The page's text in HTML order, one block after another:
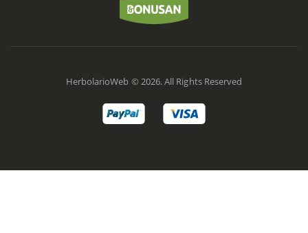
HerbolarioWeb © 2026. All Rights Reserved